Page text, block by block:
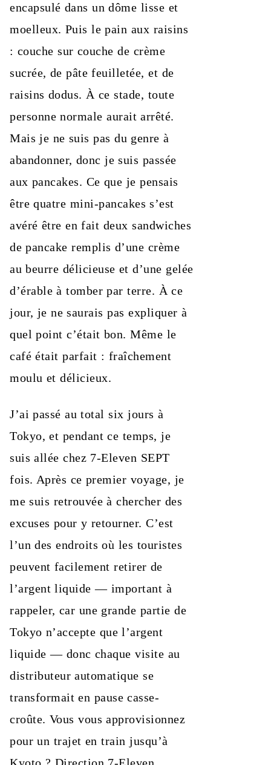
encapsulé dans un dôme lisse et
moelleux. Puis le pain aux raisins
: couche sur couche de crème
sucrée, de pâte feuilletée, et de
raisins dodus. À ce stade, toute
personne normale aurait arrêté.
Mais je ne suis pas du genre à
abandonner, donc je suis passée
aux pancakes. Ce que je pensais
être quatre mini-pancakes s’est
avéré être en fait deux sandwiches
de pancake remplis d’une crème
au beurre délicieuse et d’une gelée
d’érable à tomber par terre. À ce
jour, je ne saurais pas expliquer à
quel point c’était bon. Même le
café était parfait : fraîchement
moulu et délicieux.
J’ai passé au total six jours à
Tokyo, et pendant ce temps, je
suis allée chez 7-Eleven SEPT
fois. Après ce premier voyage, je
me suis retrouvée à chercher des
excuses pour y retourner. C’est
l’un des endroits où les touristes
peuvent facilement retirer de
l’argent liquide — important à
rappeler, car une grande partie de
Tokyo n’accepte que l’argent
liquide — donc chaque visite au
distributeur automatique se
transformait en pause casse-
croûte. Vous vous approvisionnez
pour un trajet en train jusqu’à